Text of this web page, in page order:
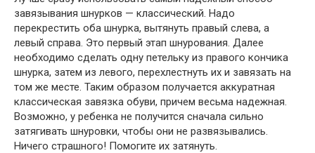
завязывания шнурков — классический. Надо
перекрестить оба шнурка, вытянуть правый слева, а
левый справа. Это первый этап шнурования. Далее
необходимо сделать одну петельку из правого кончика
шнурка, затем из левого, перехлестнуть их и завязать на
том же месте. Таким образом получается аккуратная
классическая завязка обуви, причем весьма надежная.
Возможно, у ребенка не получится сначала сильно
затягивать шнуровки, чтобы они не развязывались.
Ничего страшного! Помогите их затянуть.